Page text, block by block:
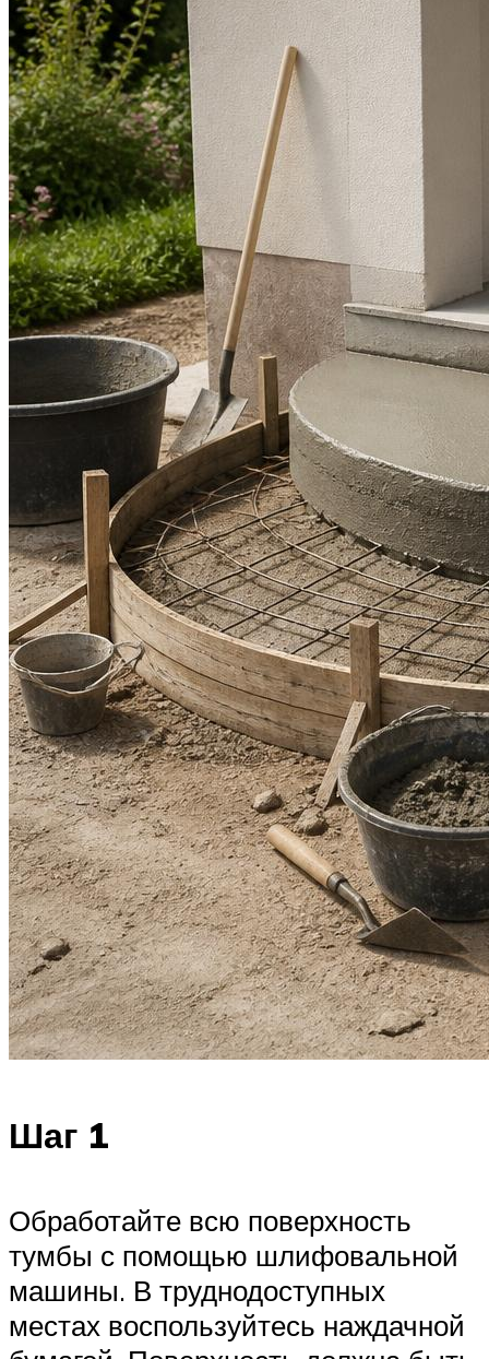
Шаг 1
Обработайте всю поверхность
тумбы с помощью шлифовальной
машины. В труднодоступных
местах воспользуйтесь наждачной